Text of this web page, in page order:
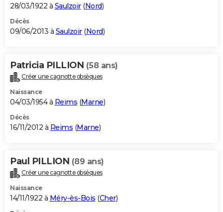
28/03/1922 à Saulzoir(Nord)
Décès
09/06/2013 à Saulzoir(Nord)
Patricia PILLION (58 ans)
Créer une cagnotte obsèques
Naissance
04/03/1954 à Reims (Marne)
Décès
16/11/2012 à Reims (Marne)
Paul PILLION (89 ans)
Créer une cagnotte obsèques
Naissance
14/11/1922 à Méry-ès-Bois (Cher)